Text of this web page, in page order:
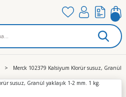
Merck 102379 Kalsiyum Klorür susuz, Granül